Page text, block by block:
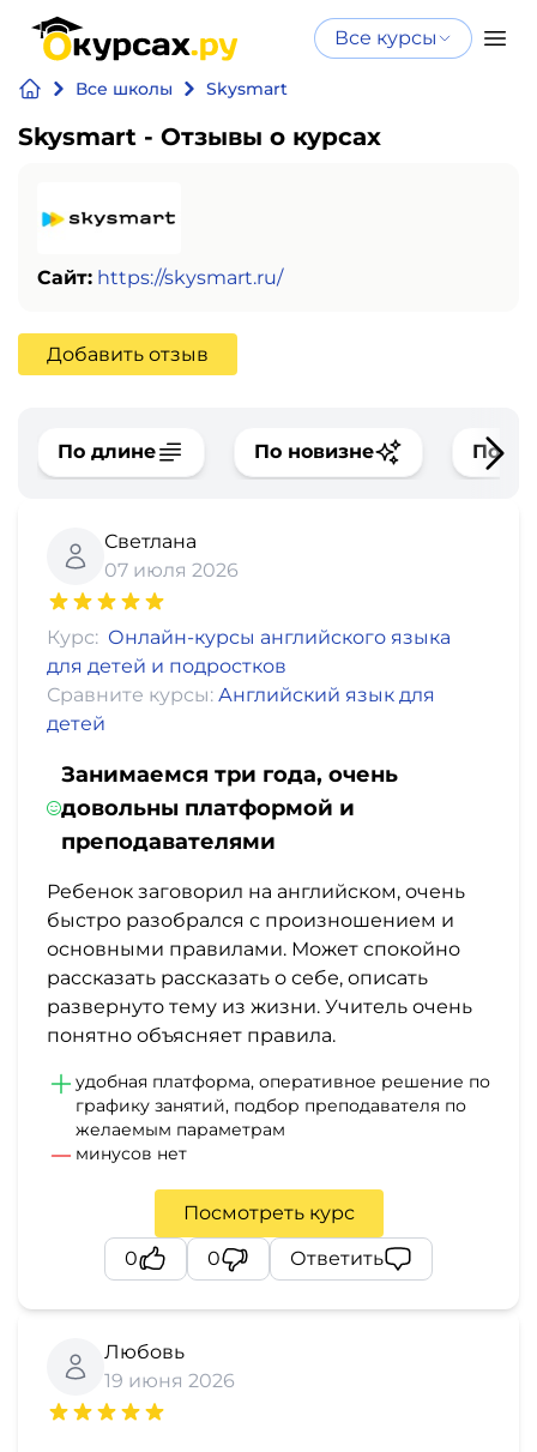
Все курсы
Все школы Skysmart
Skysmart - Отзывы о курсах
Сайт: https://skysmart.ru/
Добавить отзыв
По длине По новизне По
Светлана
07 июля 2026
Курс: Онлайн-курсы английского языка
для детей и подростков
Сравните курсы: Английский язык для
детей
Занимаемся три года, очень
довольны платформой и
преподавателями
Ребенок заговорил на английском, очень
быстро разобрался с произношением и
основными правилами. Может спокойно
рассказать рассказать о себе, описать
развернуто тему из жизни. Учитель очень
понятно объясняет правила.
удобная платформа, оперативное решение по
графику занятий, подбор преподавателя по
желаемым параметрам
минусов нет
Посмотреть курс
0
0 Ответить
Любовь
19 июня 2026
Нейросеть
и
Дизайн
Аналитика
фото,
аудио
Маркетинг
Иностранный
Для
детей
Красота,
здоровье,
фитнес
Психология
и
саморазвитие
Прочее
Репетиторы
Тесты
на
профориентацию
Курсы по
Бесплатно